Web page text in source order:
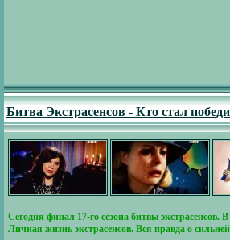
Битва Экстрасенсов - Кто стал
Сегодня финал 17-го сезона битвы
Личная жизнь экстрасенсов. Вся правда о